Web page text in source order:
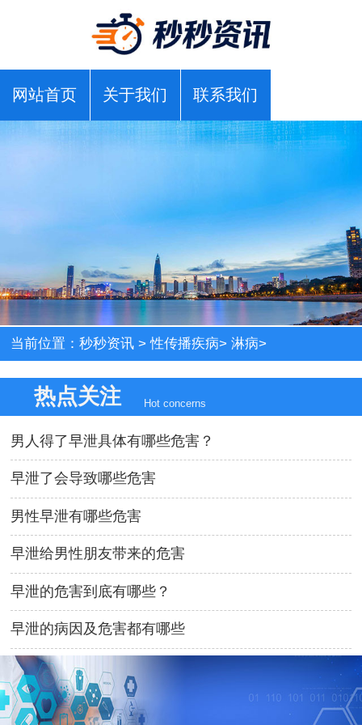
网站首页 关于我们 联系我们
当前位置：秒秒资讯 >性传播疾病>淋病>
热点关注 Hot concerns
男人得了早泄具体有哪些危害？
早泄了会导致哪些危害
男性早泄有哪些危害
早泄给男性朋友带来的危害
早泄的危害到底有哪些？
早泄的病因及危害都有哪些